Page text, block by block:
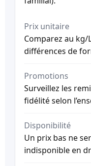
Prix unitaire
Comparez au
différences de
Promotions
Surveillez les
fidélité selon
Disponibilité
Un prix bas ne
indisponible en